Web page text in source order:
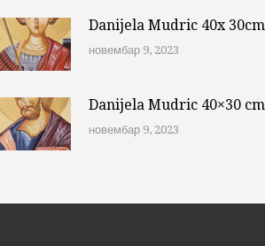
Danijela Mudric 40x 30cm
новембар 9, 2023
Danijela Mudric 40×30 cm
новембар 9, 2023